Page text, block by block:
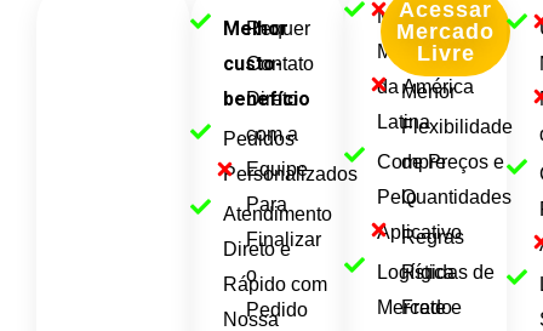
Melhor
custo-
benefício
Pedidos
Personalizados
Atendimento
Direto e
Rápido com
Nossa
Requer
Contato
Direto
com a
Equipe
Para
Finalizar
o
Pedido
Maior
Marketplace
da América
Latina
Compre
Pelo
Aplicativo
Logística
Mercado
Taxas
Elevadas
Menor
Flexibilidade
de Preços e
Quantidades
Regras
Rígidas de
Frete e
Acessar
Mercado
Livre